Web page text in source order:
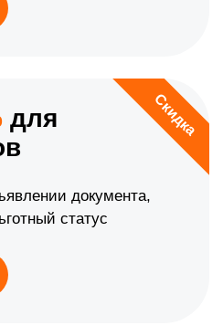
Скидка
для
документа,
статус